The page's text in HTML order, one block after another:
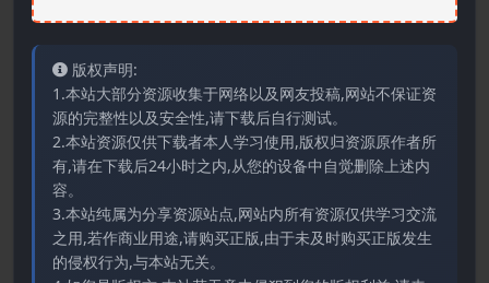
版权声明:
1.本站大部分资源收集于网络以及网友投稿,网站不保证资
源的完整性以及安全性,请下载后自行测试。
2.本站资源仅供下载者本人学习使用,版权归资源原作者所
有,请在下载后24小时之内,从您的设备中自觉删除上述内
容。
3.本站纯属为分享资源站点,网站内所有资源仅供学习交流
之用,若作商业用途,请购买正版,由于未及时购买正版发生
的侵权行为,与本站无关。